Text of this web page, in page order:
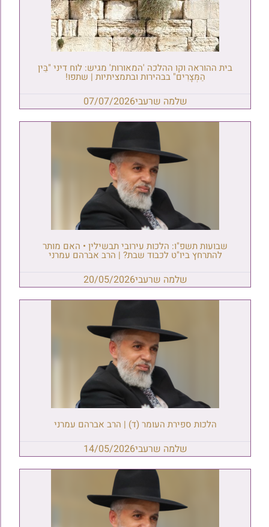
בית ההוראה וקו ההלכה 'המאורות' מגיש: לוח דיני "בֵּין
הַמְּצָרִים" בבהירות ובתמציתיות | שתפו!
שלמה שרעבי07/07/2026
שבועות תשפ"ו: הלכות עירובי תבשילין • האם מותר
להתרחץ ביו"ט לכבוד שבת? | הרב אברהם עמרני
שלמה שרעבי20/05/2026
הלכות ספירת העומר (ד) | הרב אברהם עמרני
שלמה שרעבי14/05/2026